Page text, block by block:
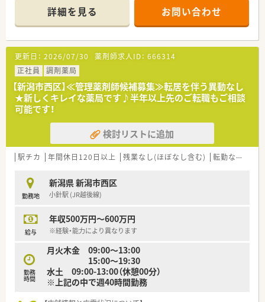
頑張り次第で高給与も可能！
■経験や勤務コースによりますが、経験の少ない方でも500万前
半スタートと業界TOP水準！
■職種や職域に合わせ、豊富な社内研修や外部組織と連携した研
修を用意されています
■薬剤師が中心の会社だからこそ活躍できるキャリアパスが多
種多様に用意されています。
■店舗拡大に伴い、エリアマネジャーや営業部長等のマネジメン
トのポジションも増えます。
■在宅や教育等の専門性を活かせるスペシャリストを目指すこ
とも可能です。
■その他にも、管理部門や商品部門等の本社スタッフなど活動領
域は多種多様です。
■在宅実施店舗は年々増加しており、在宅医療へもしっかりと関
わる事ができます。
時短勤務ができるよう変更予定です。
■年間休日が120日とワークライフバランスが整っています
■日用品から常備薬まで、従業員割引制度など嬉しいメリットも
詳細を見る お問い合わせ
更新日： 2026/07/30 薬剤師求人ID： 666314
正社員
調剤薬局
【新潟市西区】≪管理薬剤師候補募集≫転居を伴う異動なし
★新しくキレイな薬局です♪半年以上先のご転職もご相談
可能です！
検討リストに追加
駅チカ 年間休日120日以上 残業なし(ほぼなし含む) 転勤なし
勤務地
新潟県 新潟市西区
小針駅 (JR越後線)
給与
年収500万円～600万円
※経験・能力により異なります
勤務
時間
月火木金 09:00～13:00
15:00～19:30
水土 09:00-13:00（休憩00分）
※上記の中で週40時間勤務